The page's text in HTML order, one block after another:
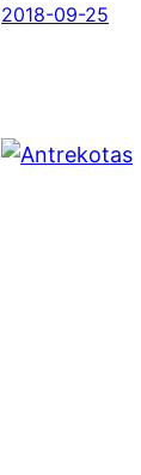
2018-09-25